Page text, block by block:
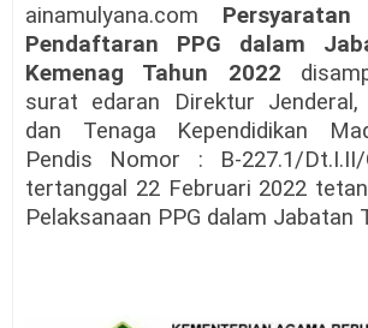
ainamulyana.com
Pendaftaran PPG dalam
Kemenag Tahun 2022
surat edaran Direktur
dan Tenaga Kependidikan
Pendis Nomor : B-227.1/Dt.I.II/
tertanggal 22 Februari 2022
Pelaksanaan PPG dalam Jabatan